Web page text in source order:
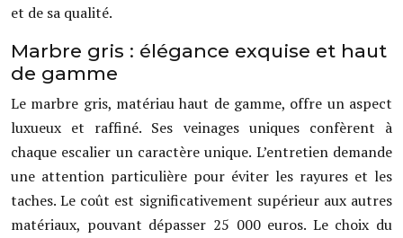
et de sa qualité.
Marbre gris : élégance exquise et haut
de gamme
Le marbre gris, matériau haut de gamme, offre un aspect
luxueux et raffiné. Ses veinages uniques confèrent à
chaque escalier un caractère unique. L’entretien demande
une attention particulière pour éviter les rayures et les
taches. Le coût est significativement supérieur aux autres
matériaux, pouvant dépasser 25 000 euros. Le choix du